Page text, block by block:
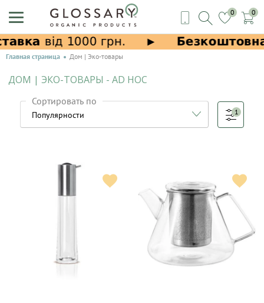
0 0
Главная страница Дом | Эко-товары
ДОМ | ЭКО-ТОВАРЫ - AD HOC
Сортировать по
1